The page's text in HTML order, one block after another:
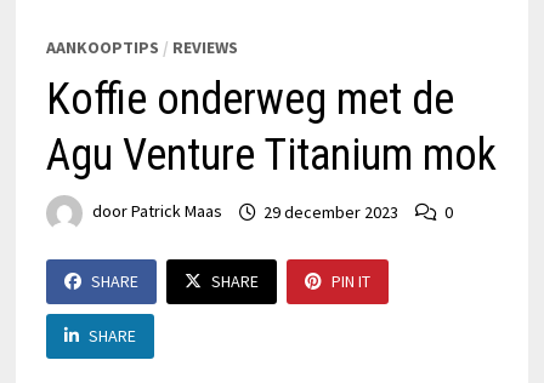
AANKOOPTIPS / REVIEWS
Koffie onderweg met de
Agu Venture Titanium mok
doorPatrick Maas 29 december 2023 0
SHARE SHARE PIN IT
SHARE